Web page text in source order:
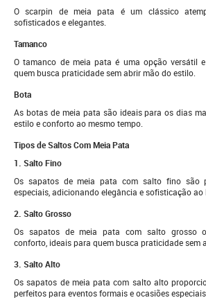
O scarpin de meia pata é um clássico
sofisticados e elegantes.
Tamanco
O tamanco de meia pata é uma opção versátil
quem busca praticidade sem abrir mão do estilo.
Bota
As botas de meia pata são ideais para os dias
estilo e conforto ao mesmo tempo.
Tipos de Saltos Com Meia Pata
1. Salto Fino
Os sapatos de meia pata com salto fino são
especiais, adicionando elegância e sofisticação ao
2. Salto Grosso
Os sapatos de meia pata com salto grosso
conforto, ideais para quem busca praticidade sem
3. Salto Alto
Os sapatos de meia pata com salto alto
perfeitos para eventos formais e ocasiões